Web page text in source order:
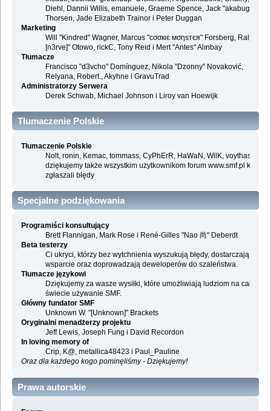
Diehl, Dannii Willis, emanuele, Graeme Spence, Jack "akabugeyes"
Thorsen, Jade Elizabeth Trainor i Peter Duggan
Marketing
Will "Kindred" Wagner, Marcus "cσσкιє мσηѕтєя" Forsberg, Ralph "
[n3rve]" Otowo, rickC, Tony Reid i Mert "Antes" Alınbay
Tłumacze
Francisco "d3vcho" Domínguez, Nikola "Dzonny" Novaković,
Relyana, Robert., Akyhne i GravuTrad
Administratorzy Serwera
Derek Schwab, Michael Johnson i Liroy van Hoewijk
Tłumaczenie Polskie
Tłumaczenie Polskie
Nolt, ronin, Kemac, tommass, CyPhErR, HaWaN, WilK, voythas i
dziękujemy także wszystkim użytkownikom forum www.smf.pl którzy
zgłaszali błędy
Specjalne podziękowania
Programiści konsultujący
Brett Flannigan, Mark Rose i René-Gilles "Nao 尚" Deberdt
Beta testerzy
Ci ukryci, którzy bez wytchnienia wyszukują błędy, dostarczają
wsparcie oraz doprowadzają deweloperów do szaleństwa.
Tłumacze językowi
Dziękujemy za wasze wysiłki, które umożliwiają ludziom na całym
świecie używanie SMF.
Główny fundator SMF
Unknown W. "[Unknown]" Brackets
Oryginalni menadżerzy projektu
Jeff Lewis, Joseph Fung i David Recordon
In loving memory of
Crip, K@, metallica48423 i Paul_Pauline
Oraz dla każdego kogo pominęliśmy - Dziękujemy!
Prawa autorskie